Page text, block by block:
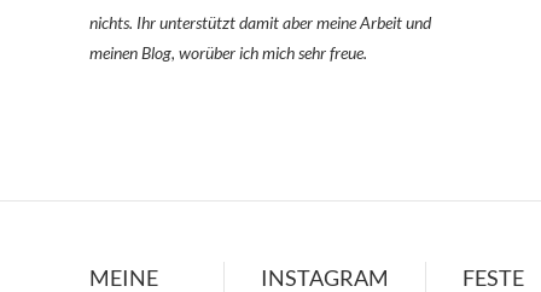
nichts. Ihr unterstützt damit aber meine Arbeit und
meinen Blog, worüber ich mich sehr freue.
MEINE
INSTAGRAM
FESTE